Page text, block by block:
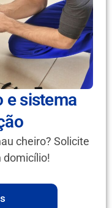
e sistema
cheiro? Solicite
domicílio!